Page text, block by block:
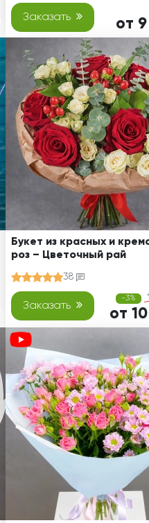
Заказать от
Букет из красных и
роз – Цветочный рай
38
Заказать
-3%
от